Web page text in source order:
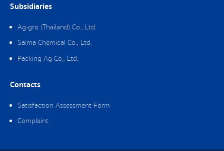
Subsidiaries
Ag-gro (Thailand) Co., Ltd.
Saima Chemical Co., Ltd.
Packing Ag Co,. Ltd.
Contacts
Satisfaction Assessment Form
Complaint